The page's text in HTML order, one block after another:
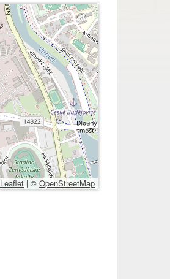
Leaflet |© OpenStreetMap